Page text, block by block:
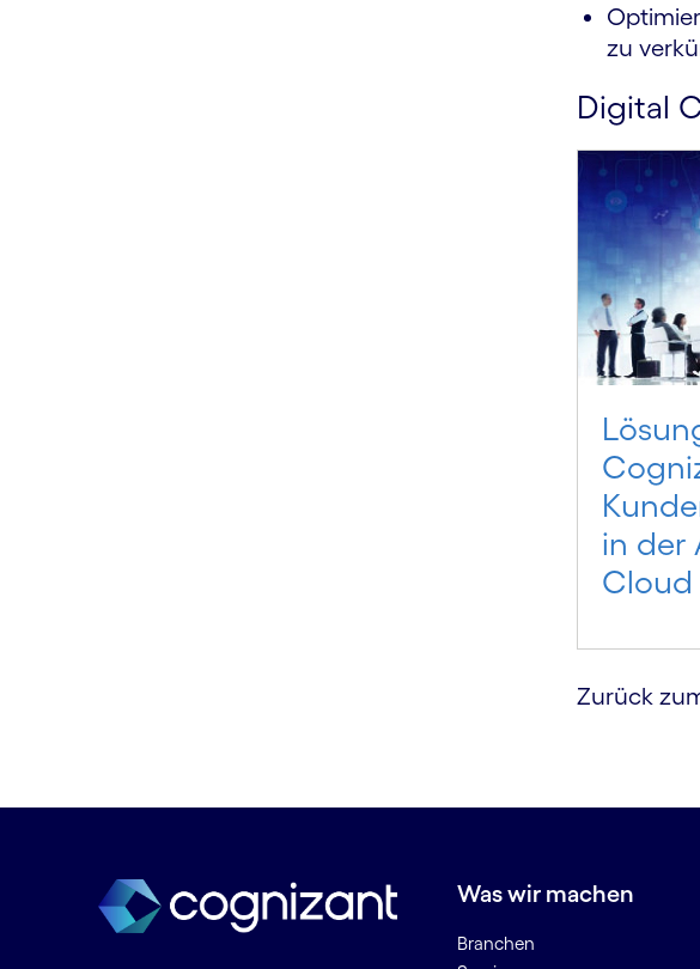
Cloud-Arbeitsbereich
Cloud-Beratung
zu
Digital
in der
Cloud
Zurück
Was wir machen
Branchen